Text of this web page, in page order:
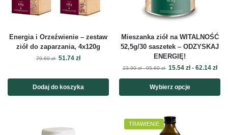
Energia i Orzeźwienie – zestaw
ziół do zaparzania, 4x120g
79.60zł 51.74 zł
Dodaj do koszyka
Mieszanka ziół na WITALNOŚĆ
52,5g/30 saszetek – ODZYSKAJ
ENERGIĘ!
23.90zł-95.60zł 15.54 zł- 62.14 zł
Wybierz opcje
TRAWIENIE